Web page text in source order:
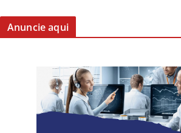
Anuncie aqui